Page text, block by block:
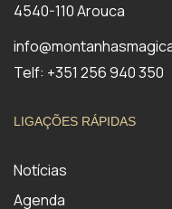
4540-110 Arouca
Telf: +351 256 940 350
LIGAÇÕES RÁPIDAS
Notícias
Agenda